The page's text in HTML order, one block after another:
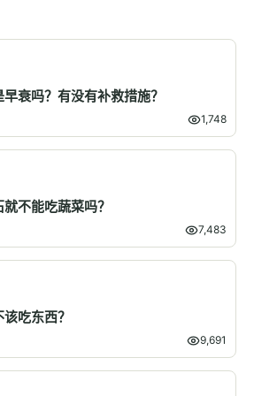
早衰吗？有没有补救措施？
1,748
就不能吃蔬菜吗？
7,483
吃东西？
9,691